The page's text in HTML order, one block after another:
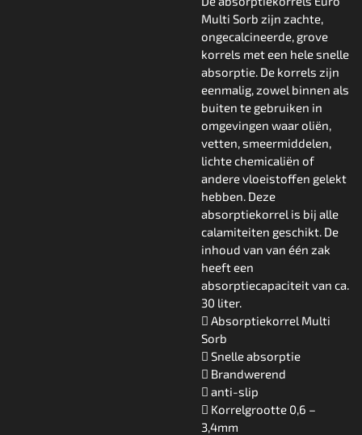
Multi Sorb zijn zachte,
ongecalcineerde, grove
korrels met een hele snelle
absorptie. De korrels zijn
eenmalig, zowel binnen als
buiten te gebruiken in
omgevingen waar oliën,
vetten, smeermiddelen,
lichte chemicaliën of
andere vloeistoffen gelekt
hebben. Deze
absorptiekorrel is bij alle
calamiteiten geschikt. De
inhoud van van één zak
heeft een
absorptiecapaciteit van ca.
30 liter.
 Absorptiekorrel Multi
Sorb
 Snelle absorptie
 Brandwerend
 anti-slip
 Korrelgrootte 0,6 –
3,4mm